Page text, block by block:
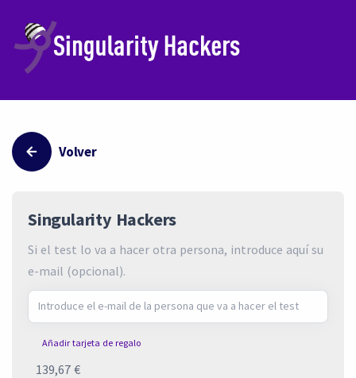
Volver
Singularity Hackers
Si el test lo va a hacer otra persona, introduce aquí su
e-mail (opcional).
Añadir tarjeta de regalo
139,67 €